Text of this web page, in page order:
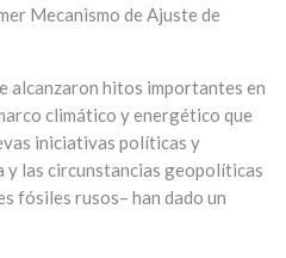
Mecanismo de Ajuste de
alcanzaron hitos importantes en
climático y energético que
iniciativas políticas y
y las circunstancias geopolíticas
fósiles rusos– han dado un